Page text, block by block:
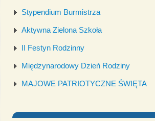
Stypendium Burmistrza
Aktywna Zielona Szkoła
II Festyn Rodzinny
Międzynarodowy Dzień Rodziny
MAJOWE PATRIOTYCZNE ŚWIĘTA